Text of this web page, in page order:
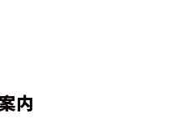
内